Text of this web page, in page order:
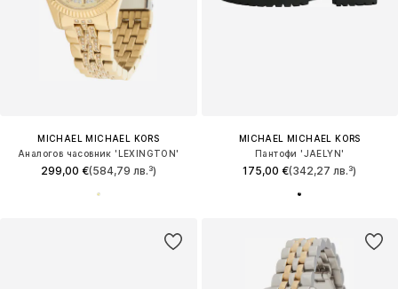
MICHAEL MICHAEL KORS
Аналогов часовник 'LEXINGTON'
299,00 €(584,79 лв.³)
MICHAEL MICHAEL KORS
Пантофи 'JAELYN'
175,00 €(342,27 лв.³)